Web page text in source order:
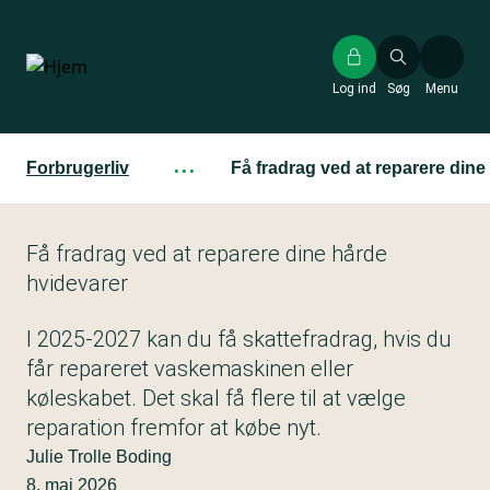
hovedindhold
Søg
Log ind Menu
Forbrugerliv ··· Få fradrag ved at reparere
Få fradrag ved at reparere dine hårde
hvidevarer
I 2025-2027 kan du få skattefradrag, hvis du
får repareret vaskemaskinen eller
køleskabet. Det skal få flere til at vælge
reparation fremfor at købe nyt.
Julie Trolle Boding
8. maj 2026